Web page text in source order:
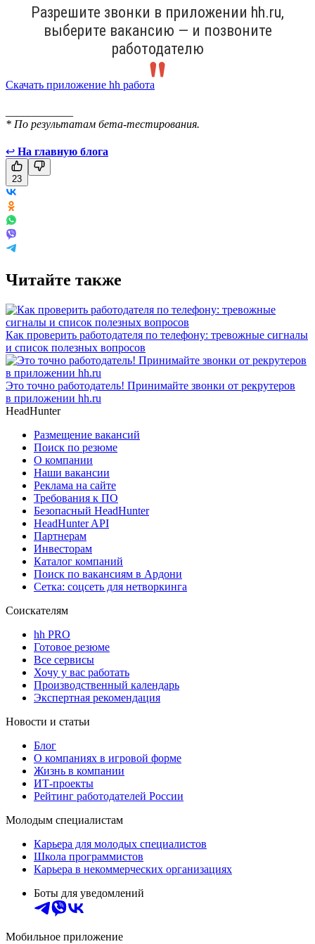
Разрешите звонки в приложении hh.ru,
выберите вакансию — и позвоните
работодателю
Скачать приложение hh работа
* По результатам бета-тестирования.
↩ На главную блога
23
Читайте также
Как проверить работодателя по телефону: тревожные сигналы
и список полезных вопросов
Это точно работодатель! Принимайте звонки от рекрутеров
в приложении hh.ru
HeadHunter
Размещение вакансий
Поиск по резюме
О компании
Наши вакансии
Реклама на сайте
Требования к ПО
Безопасный HeadHunter
HeadHunter API
Партнерам
Инвесторам
Каталог компаний
Поиск по вакансиям в Ардони
Сетка: соцсеть для нетворкинга
Соискателям
hh PRO
Готовое резюме
Все сервисы
Хочу у вас работать
Производственный календарь
Экспертная рекомендация
Новости и статьи
Блог
О компаниях в игровой форме
Жизнь в компании
ИТ-проекты
Рейтинг работодателей России
Молодым специалистам
Карьера для молодых специалистов
Школа программистов
Карьера в некоммерческих организациях
Боты для уведомлений
Мобильное приложение